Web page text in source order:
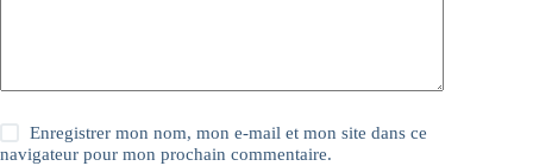
Enregistrer mon nom, mon e-mail et mon site dans ce
navigateur pour mon prochain commentaire.